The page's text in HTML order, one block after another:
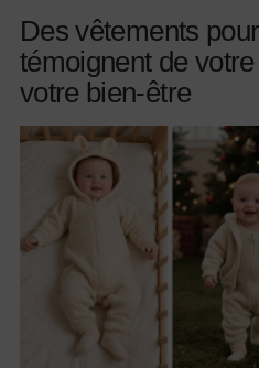
Des vêtements
témoignent de
votre bien-être